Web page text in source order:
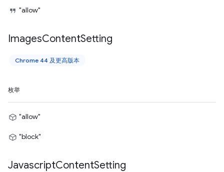
"allow"
ImagesContentSetting
Chrome 44 及更高版本
枚举
"allow"
"block"
JavascriptContentSetting